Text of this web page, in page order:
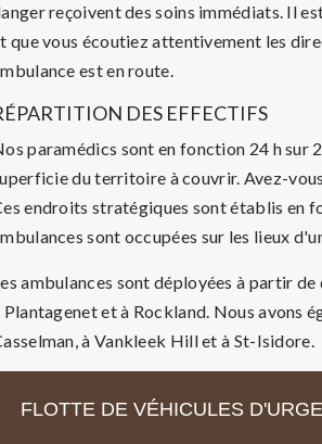
reçoivent des soins immédiats. Il
que vous écoutiez attentivement les
est en route.
DES EFFECTIFS
paramédics sont en fonction 24 h sur
du territoire à couvrir. Avez-
endroits stratégiques sont établis en
sont occupées sur les lieux
ambulances sont déployées à partir
Plantagenet et à Rockland. Nous avons
à Vankleek Hill et à St-Isidore.
FLOTTE DE VÉHICULES